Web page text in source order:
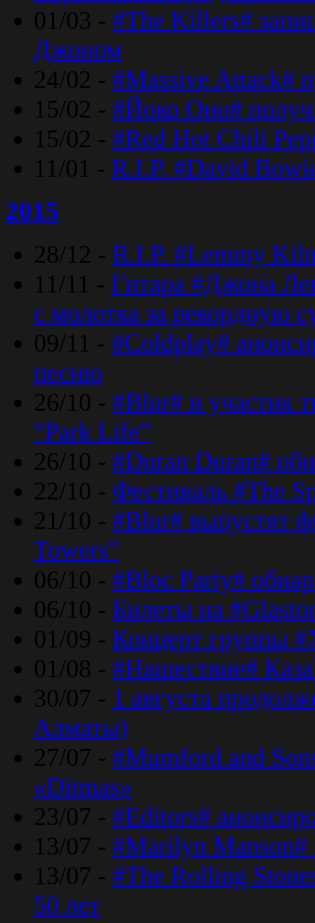
01/03 - #The Killers#
Джоном
24/02 - #Massive Attack#
15/02 - #Йоко Оно#
15/02 - #Red Hot Chili
11/01 - R.I.P. #David
2015
28/12 - R.I.P. #Lemmy
11/11 - Гитара #Джона
с молотка за рекордную
09/11 - #Coldplay#
песню
26/10 - #Blur# и участик
“Park Life”
26/10 - #Duran Duran#
22/10 - Фестиваль #The
21/10 - #Blur# выпустят
Towers”
06/10 - #Bloc Party#
06/10 - Билеты на
01/09 - Концерт группы
01/08 - #Нашествие#
30/07 - 1 августа
Алматы)
27/07 - #Mumford and
«Ditmas»
23/07 - #Editors#
13/07 - #Marilyn Manson#
13/07 - #The Rolling
50 лет